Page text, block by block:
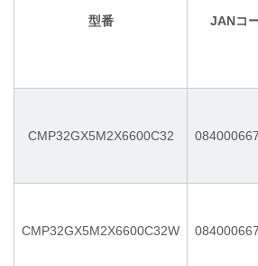
型番 JANコ
CMP32GX5M2X6600C32
CMP32GX5M2X6600C32W